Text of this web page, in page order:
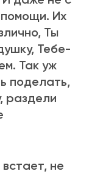
помощи. Их
Ты
Тебе-
Так уж
поделать,
pаздели
не